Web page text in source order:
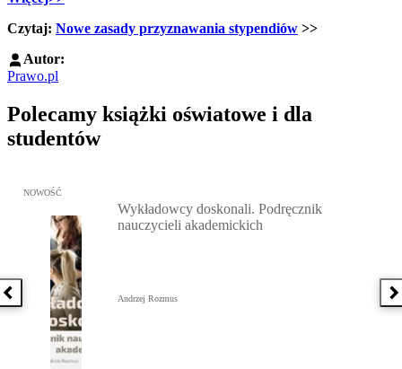
Czytaj: Nowe zasady przyznawania stypendiów >>
Autor:
Prawo.pl
Polecamy książki oświatowe i dla
studentów
Poprzednia książka
Przejdź do: Wykładowcy doskonali. Podręcznik nauczycieli
NOWOŚĆ
Wykładowcy doskonali. Podręcznik
nauczycieli akademickich
Andrzej Rozmus